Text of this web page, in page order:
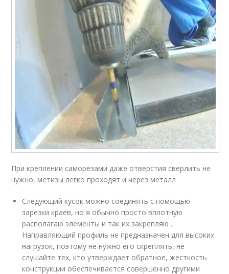
При креплении саморезами даже отверстия сверлить не
нужно, метизы легко проходят и через металл
Следующий кусок можно соединять с помощью
зарезки краев, но я обычно просто вплотную
располагаю элементы и так их закрепляю .
Направляющий профиль не предназначен для высоких
нагрузок, поэтому не нужно его скреплять, не
слушайте тех, кто утверждает обратное, жесткость
конструкции обеспечивается совершенно другими